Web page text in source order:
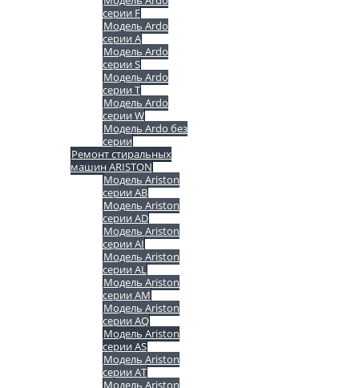
серии F
Модель Ardo
серии A
Модель Ardo
серии S
Модель Ardo
серии T
Модель Ardo
серии W
Модель Ardo без
серии
Ремонт стиральных
машин ARISTON
Модель Ariston
серии AB
Модель Ariston
серии AD
Модель Ariston
серии AI
Модель Ariston
серии AL
Модель Ariston
серии AM
Модель Ariston
серии AQ
Модель Ariston
серии AS
Модель Ariston
серии AT
Модель Ariston